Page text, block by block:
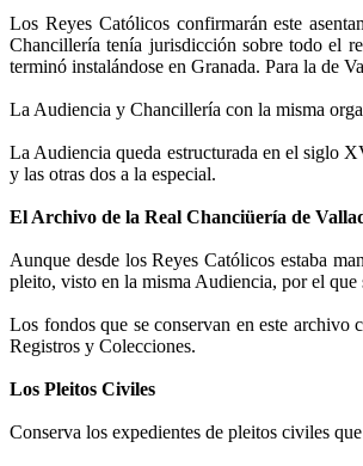
Los Reyes Católicos confirmarán este
Chancillería tenía jurisdicción sobre todo el
terminó instalándose en Granada. Para la de
La Audiencia y Chancillería con la misma
La Audiencia queda estructurada en el siglo
y las otras dos a la especial.
El Archivo de la Real Chanciüería de
Aunque desde los Reyes Católicos estaba
pleito, visto en la misma Audiencia, por el
Los fondos que se conservan en este
Registros y Colecciones.
Los Pleitos Civiles
Conserva los expedientes de pleitos civiles